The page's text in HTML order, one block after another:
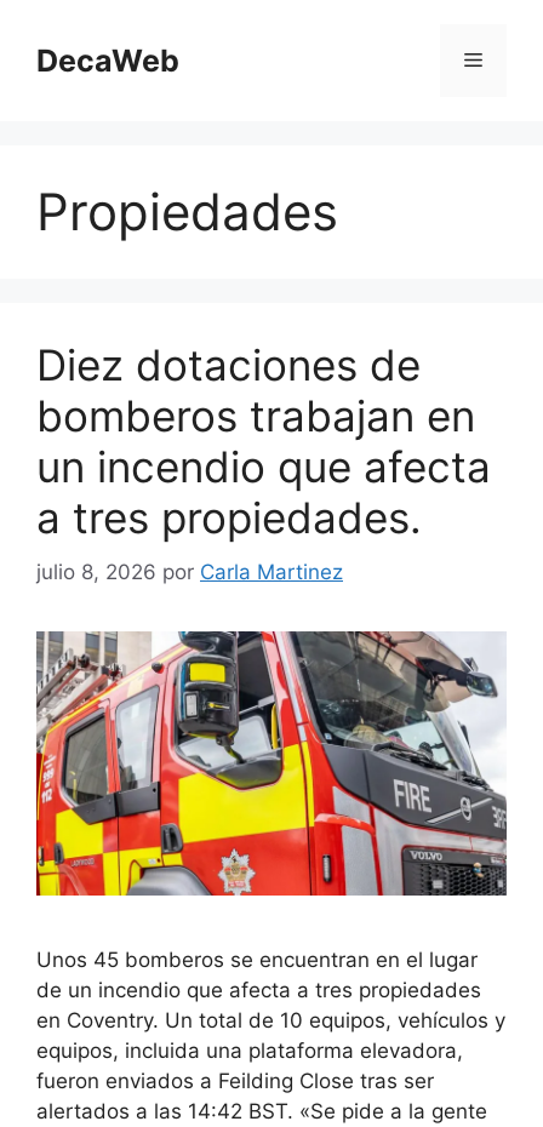
contenido
DecaWeb Menú
Propiedades
Diez dotaciones de
bomberos trabajan en
un incendio que afecta
a tres propiedades.
julio 8, 2026 por Carla Martinez
Unos 45 bomberos se encuentran en el lugar
de un incendio que afecta a tres propiedades
en Coventry. Un total de 10 equipos, vehículos y
equipos, incluida una plataforma elevadora,
fueron enviados a Feilding Close tras ser
alertados a las 14:42 BST. «Se pide a la gente